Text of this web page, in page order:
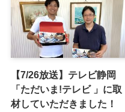
【7/26放送】テレビ静岡
「ただいま!テレビ 」に取
材していただきました！